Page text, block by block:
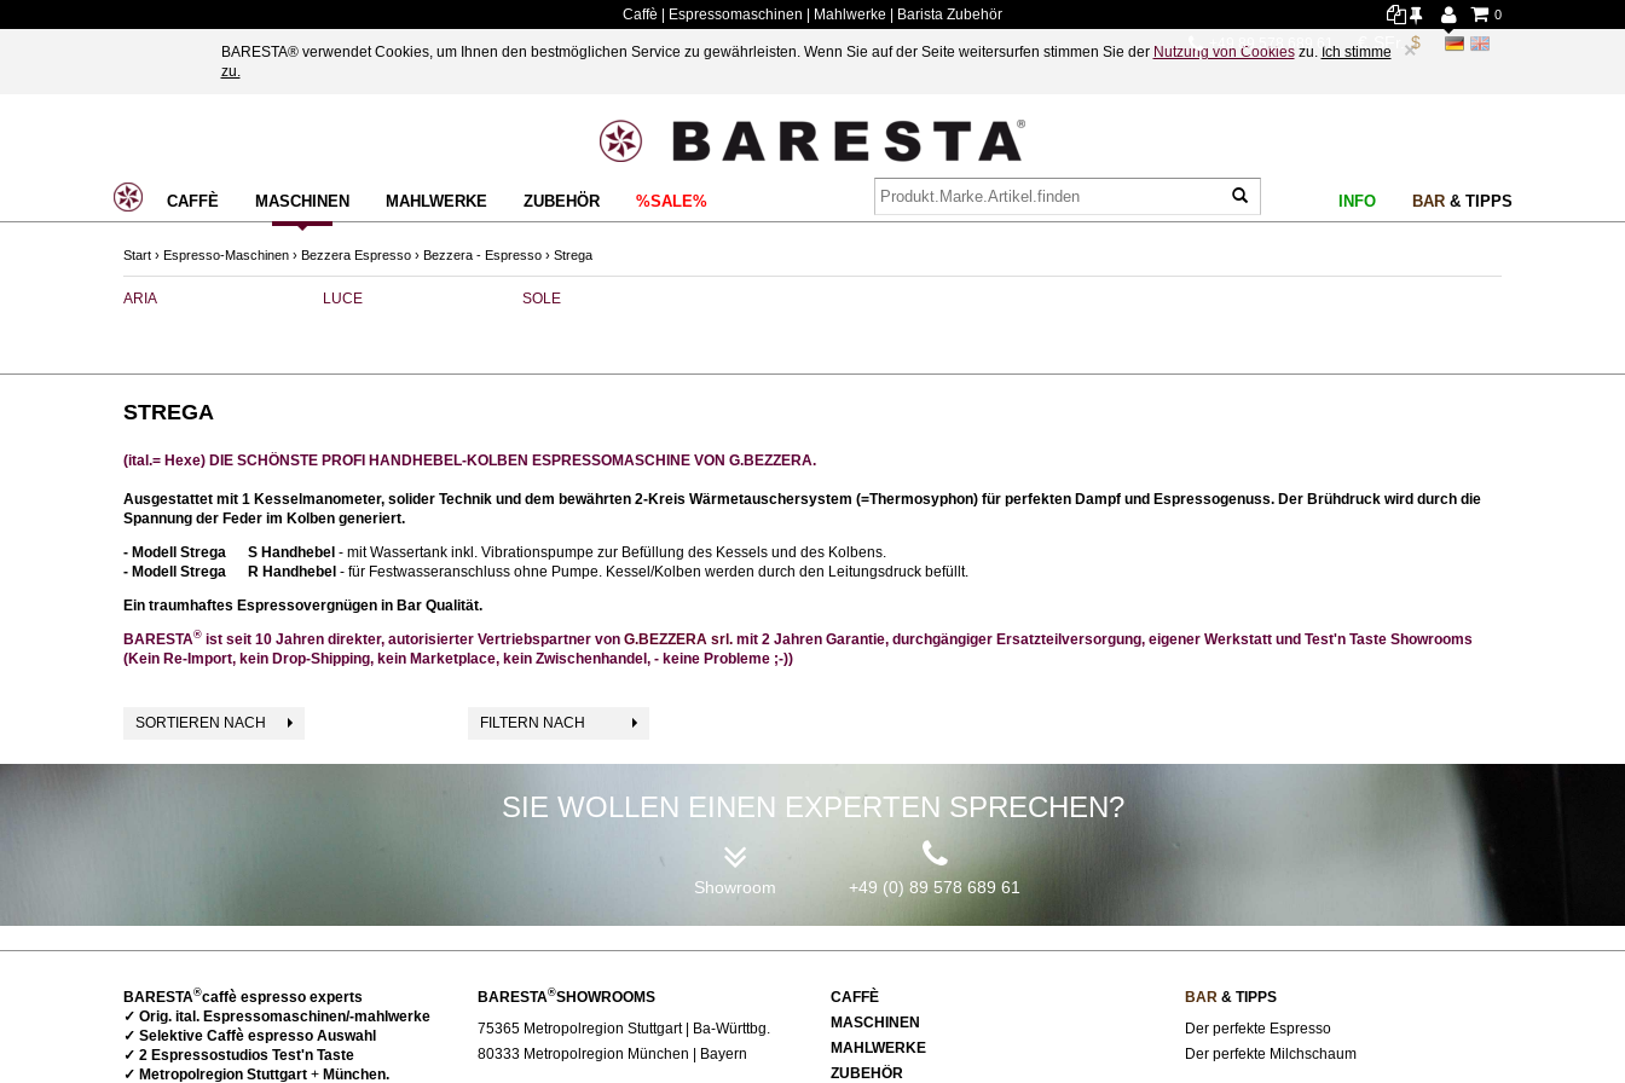
BARESTA® verwendet Cookies, um Ihnen den bestmöglichen Service zu gewährleisten. Wenn Sie auf der Seite weitersurfen stimmen Sie der Nutzung von Cookieszu. Ich stimme
zu.
×
Caffè | Espressomaschinen | Mahlwerke | Barista Zubehör 0
+49 89 578 689 61
CAFFÈ MASCHINEN MAHLWERKE ZUBEHÖR %SALE% BAR& TIPPS
INFO
Start › Espresso-Maschinen › Bezzera Espresso › Bezzera - Espresso › Strega
ARIA LUCE SOLE
STREGA
(ital.= Hexe) DIE SCHÖNSTE PROFI HANDHEBEL-KOLBEN ESPRESSOMASCHINE VON G.BEZZERA.
Ausgestattet mit 1 Kesselmanometer, solider Technik und dem bewährten 2-Kreis Wärmetauschersystem (=Thermosyphon) für perfekten Dampf und Espressogenuss. Der Brühdruck wird durch die
Spannung der Feder im Kolben generiert.
- Modell Strega S Handhebel - mit Wassertank inkl. Vibrationspumpe zur Befüllung des Kessels und des Kolbens.
- Modell Strega R Handhebel - für Festwasseranschluss ohne Pumpe. Kessel/Kolben werden durch den Leitungsdruck befüllt.
Ein traumhaftes Espressovergnügen in Bar Qualität.
BARESTA® ist seit 10 Jahren direkter, autorisierter Vertriebspartner von G.BEZZERA srl. mit 2 Jahren Garantie, durchgängiger Ersatzteilversorgung, eigener Werkstatt und Test'n Taste Showrooms
(Kein Re-Import, kein Drop-Shipping, kein Marketplace, kein Zwischenhandel, - keine Probleme ;-))
SORTIEREN NACH FILTERN NACH
SIE WOLLEN EINEN EXPERTEN SPRECHEN?
Showroom +49 (0) 89 578 689 61
BARESTA®caffè espresso experts
✓ Orig. ital. Espressomaschinen/-mahlwerke
✓ Selektive Caffè espresso Auswahl
✓ 2 Espressostudios Test'n Taste
✓ Metropolregion Stuttgart + München.
BARESTA®SHOWROOMS
75365 Metropolregion Stuttgart | Ba-Württbg.
80333 Metropolregion München | Bayern
CAFFÈ
MASCHINEN
MAHLWERKE
ZUBEHÖR
BAR& TIPPS
Der perfekte Espresso
Der perfekte Milchschaum